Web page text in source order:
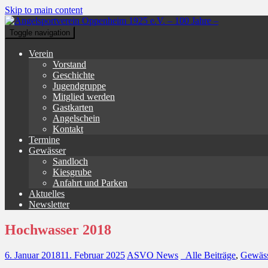
Skip to main content
Toggle navigation
Verein
Vorstand
Geschichte
Jugendgruppe
Mitglied werden
Gastkarten
Angelschein
Kontakt
Termine
Gewässer
Sandloch
Kiesgrube
Anfahrt und Parken
Aktuelles
Newsletter
Hochwasser 2018
6. Januar 201811. Februar 2025 ASVO News _Alle Beiträge,